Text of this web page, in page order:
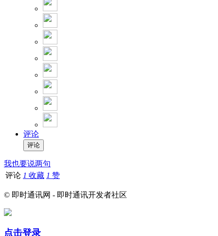
评论
我也要说两句
评论 1 收藏 1 赞
© 即时通讯网 - 即时通讯开发者社区
点击登录